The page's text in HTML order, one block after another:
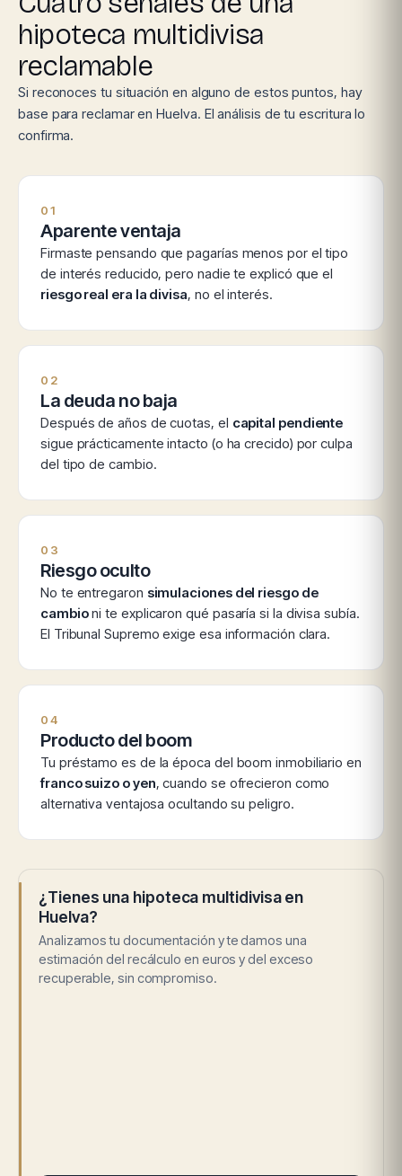
hipoteca multidivisa
reclamable
Si reconoces tu situación en alguno de estos puntos, hay
base para reclamar en Huelva. El análisis de tu escritura lo
confirma.
01
Aparente ventaja
Firmaste pensando que pagarías menos por el tipo
de interés reducido, pero nadie te explicó que el
riesgo real era la divisa, no el interés.
02
La deuda no baja
Después de años de cuotas, el capital pendiente
sigue prácticamente intacto (o ha crecido) por culpa
del tipo de cambio.
03
Riesgo oculto
No te entregaron simulaciones del riesgo de
cambioni te explicaron qué pasaría si la divisa subía.
El Tribunal Supremo exige esa información clara.
04
Producto del boom
Tu préstamo es de la época del boom inmobiliario en
franco suizo o yen, cuando se ofrecieron como
alternativa ventajosa ocultando su peligro.
¿Tienes una hipoteca multidivisa en
Huelva?
Analizamos tu documentación y te damos una
estimación del recálculo en euros y del exceso
recuperable, sin compromiso.